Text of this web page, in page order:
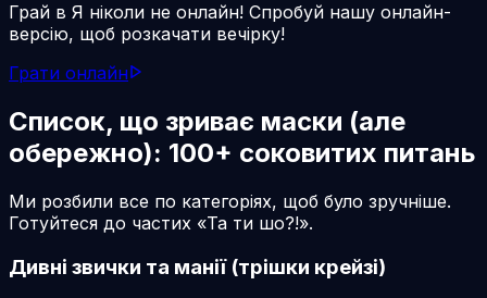
Грай в Я ніколи не онлайн! Спробуй нашу онлайн-
версію, щоб розкачати вечірку!
Грати онлайн
Список, що зриває маски (але
обережно): 100+ соковитих питань
Ми розбили все по категоріях, щоб було зручніше.
Готуйтеся до частих «Та ти шо?!».
Дивні звички та манії (трішки крейзі)